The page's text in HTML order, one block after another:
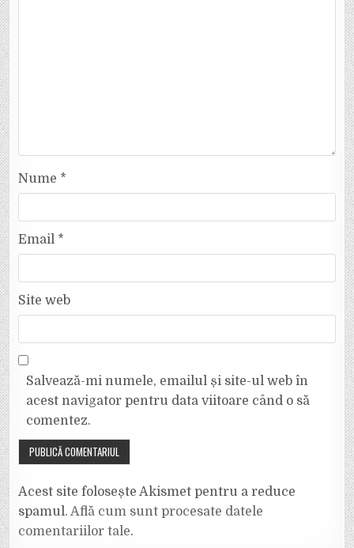
Nume *
Email *
Site web
Salvează-mi numele, emailul și site-ul web în
acest navigator pentru data viitoare când o să
comentez.
Acest site folosește Akismet pentru a reduce
spamul.Află cum sunt procesate datele
comentariilor tale.